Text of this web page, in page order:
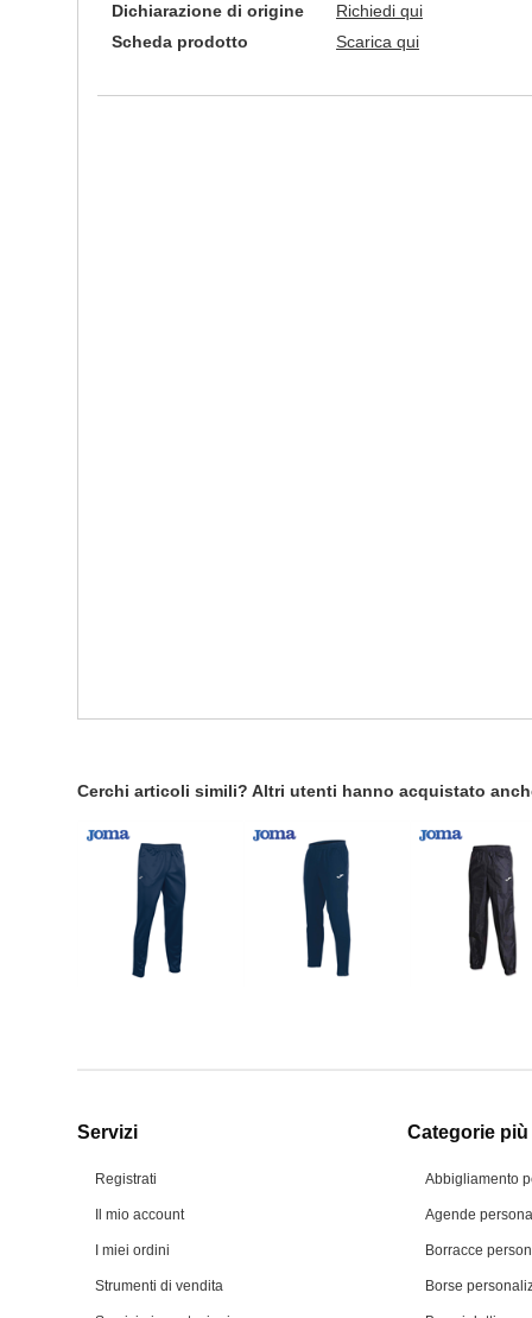
Dichiarazione di origine
Richiedi qui
Scheda prodotto
Scarica qui
Cerchi articoli simili? Altri utenti hanno acquistato
Servizi
Registrati
Il mio account
I miei ordini
Strumenti di vendita
Categorie
Abbigliamento
Agende
Borracce
Borse